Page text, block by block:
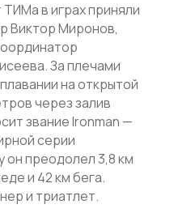
в играх приняли
Виктор Миронов,
За плечами
на открытой
через залив
звание Ironman —
серии
он преодолел 3,8 км
и 42 км бега.
и триатлет.